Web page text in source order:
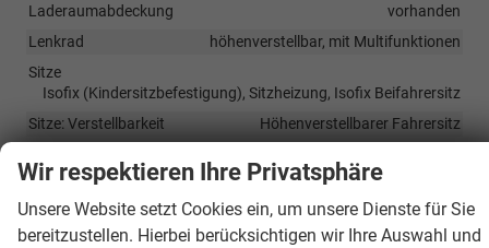
Laderaumabdeckung
vorhanden
Lenkrad
höhenverstellbar, mit Multifunktionen
Sitze
Isofix (Kindersitzbefestigung), Sitzheizung, Isofix Beifahrersitz
Sitze: Verstellbarkeit
Höhenverstellbarer Fahrersitz
Infotainment & Kommunikation
Audioanlage
Radio/MP3-Player, Radio, Schnittstelle MP3, Schnittstelle USB,
Wir respektieren Ihre Privatsphäre
Unsere Website setzt Cookies ein, um unsere Dienste für Sie
bereitzustellen. Hierbei berücksichtigen wir Ihre Auswahl und